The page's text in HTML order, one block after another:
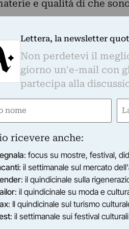
e qualità di che
dalle ore 11.30, il
di Anna Cochetti, ospita
di Via Poerio 16/B un
il titolo di “Fragili
di che sono costituite
una decina di “messe in
– di cui una metà
Nateri ha realizzato in
pittura filo spago
del progetto
di un mondo al
da Antonietta Raphael,
Lettera, la newsletter
Non perdetevi il
giorno un'e-mail con
partecipa alla
ricevere anche:
: focus su mostre, festival,
: il settimanale sul mercato
: il quindicinale sulla
: il quindicinale su moda e
: Il quindicinale sul turismo
: il settimanale sui festival culturali